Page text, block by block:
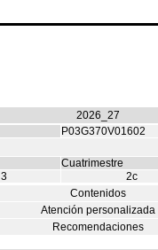
2026_27
P03G370V01602
Cuatrimestre
3
2c
Contenidos
Atención personalizada
Recomendaciones